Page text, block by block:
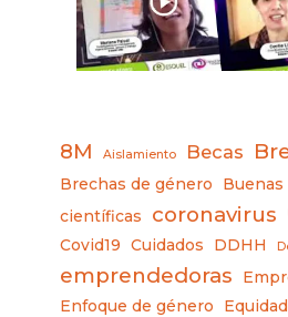
8M Aislamiento Becas
Brechas de género
Buenas
científicas
coronavirus
Covid19 Cuidados DDHH
emprendedoras
Enfoque de género
Equidad